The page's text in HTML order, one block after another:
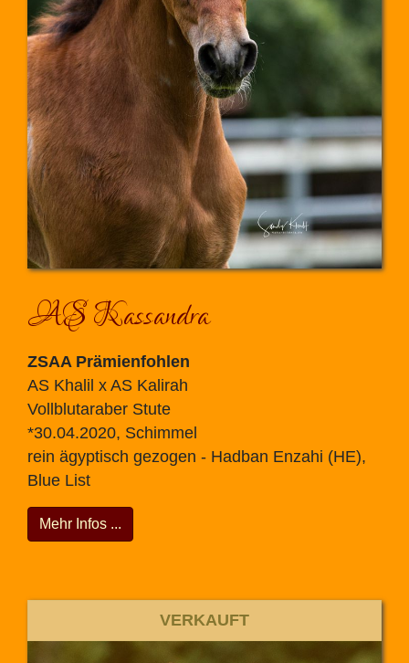
AS Kassandra
ZSAA Prämienfohlen
AS Khalil x AS Kalirah
Vollblutaraber Stute
*30.04.2020, Schimmel
rein ägyptisch gezogen - Hadban Enzahi (HE),
Blue List
Mehr Infos ...
VERKAUFT